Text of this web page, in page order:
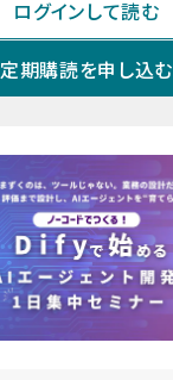
ログインして読む
定期購読を申し込む